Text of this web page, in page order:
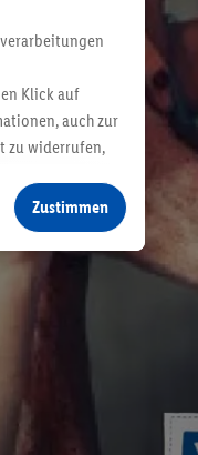
Klick auf
auch zur
zu widerrufen,
Zustimmen